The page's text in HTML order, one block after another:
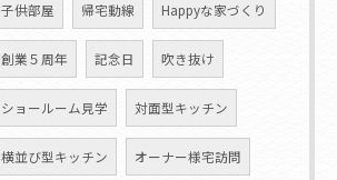
子供部屋 帰宅動線 Happyな家づくり
創業５周年 記念日 吹き抜け
ショールーム見学 対面型キッチン
横並び型キッチン オーナー様宅訪問